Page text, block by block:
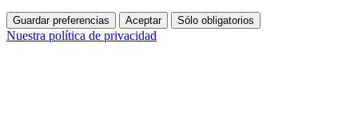
Guardar preferencias Aceptar Sólo obligatorios
Nuestra política de privacidad